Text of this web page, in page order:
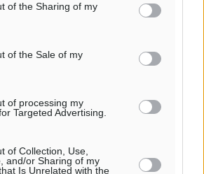
of the Sharing of my
of the Sale of my
of processing my
Targeted Advertising.
of Collection, Use,
and/or Sharing of my
Is Unrelated with the
δεν υιοθετεί αυτές τις
το δικαίωμα να διαγράψουμε όποια
ή περιέχουν ύβρεις, χωρίς
Χρήστες που δεν τηρούν τους